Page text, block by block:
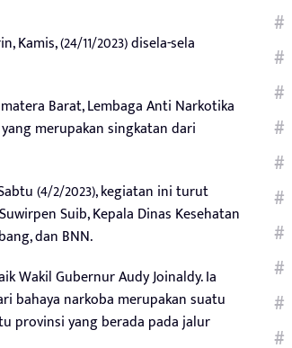
(24/11/2023) disela-sela
Barat, Lembaga Anti Narkotika
merupakan singkatan dari
(4/2/2023), kegiatan ini turut
Suib, Kepala Dinas Kesehatan
dan BNN.
Wakil Gubernur Audy Joinaldy. Ia
bahaya narkoba merupakan suatu
provinsi yang berada pada jalur